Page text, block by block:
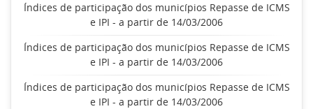
Índices de participação dos municípios Repasse de ICMS
e IPI - a partir de 14/03/2006
Índices de participação dos municípios Repasse de ICMS
e IPI - a partir de 14/03/2006
Índices de participação dos municípios Repasse de ICMS
e IPI - a partir de 14/03/2006